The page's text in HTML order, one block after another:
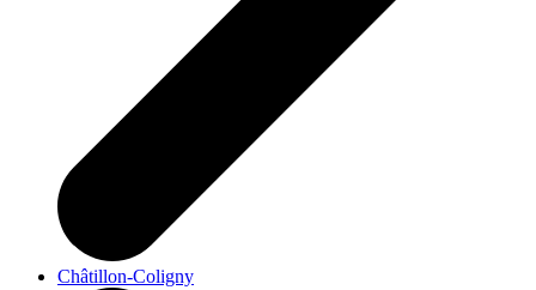
Châtillon-Coligny